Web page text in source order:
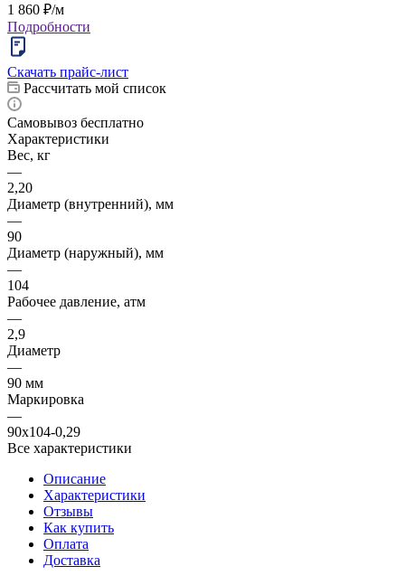
1 860 ₽/м
Подробности
Скачать прайс-лист
Рассчитать мой список
Самовывоз бесплатно
Характеристики
Вес, кг
—
2,20
Диаметр (внутренний), мм
—
90
Диаметр (наружный), мм
—
104
Рабочее давление, атм
—
2,9
Диаметр
—
90 мм
Маркировка
—
90х104-0,29
Все характеристики
Описание
Характеристики
Отзывы
Как купить
Оплата
Доставка